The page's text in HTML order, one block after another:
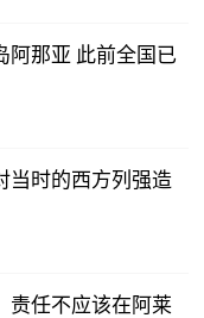
阿那亚 此前全国已
当时的西方列强造
责任不应该在阿莱